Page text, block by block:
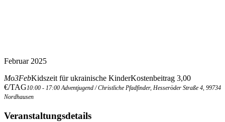
Februar 2025
Mo3FebKidszeit für ukrainische KinderKostenbeitrag 3,00
€/TAG10:00 - 17:00 Adventjugend / Christliche Pfadfinder, Hesseröder Straße 4, 99734
Nordhausen
Veranstaltungsdetails